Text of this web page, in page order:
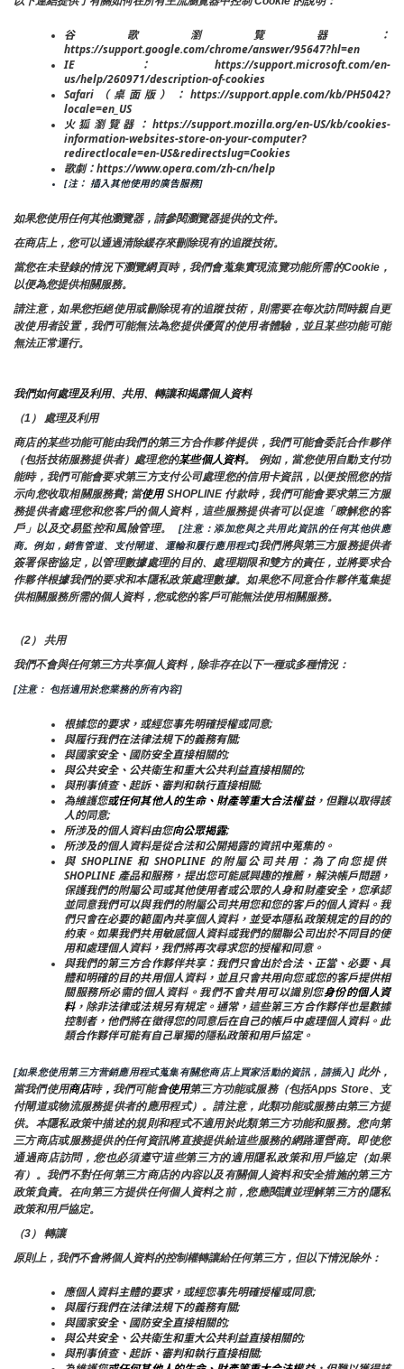
谷歌瀏覽器：
https://support.google.com/chrome/answer/95647?hl=en
IE：https://support.microsoft.com/en-
us/help/260971/description-of-cookies
Safari（桌面版）：https://support.apple.com/kb/PH5042?
locale=en_US
火狐瀏覽器：https://support.mozilla.org/en-US/kb/cookies-
information-websites-store-on-your-computer?
redirectlocale=en-US&redirectslug=Cookies
歌劇：https://www.opera.com/zh-cn/help
[注： 插入其他使用的廣告服務]
如果您使用任何其他瀏覽器，請參閱瀏覽器提供的文件。
在商店上，您可以通過清除緩存來刪除現有的追蹤技術。
當您在未登錄的情況下瀏覽網頁時，我們會蒐集實現流覽功能所需的Cookie，
以便為您提供相關服務。
請注意，如果您拒絕使用或刪除現有的追蹤技術，則需要在每次訪問時親自更
改使用者設置，我們可能無法為您提供優質的使用者體驗，並且某些功能可能
無法正常運行。
我們如何處理及利用、共用、轉讓和揭露個人資料
（1） 處理及利用
商店的某些功能可能由我們的第三方合作夥伴提供，我們可能會委託合作夥伴
（包括技術服務提供者）處理您的某些個人資料。 例如，當您使用自動支付功
能時，我們可能會要求第三方支付公司處理您的信用卡資訊，以便按照您的指
示向您收取相關服務費; 當使用 SHOPLINE 付款時，我們可能會要求第三方服
務提供者處理您和您客戶的個人資料，這些服務提供者可以促進「瞭解您的客
戶」以及交易監控和風險管理。
[注意：添加您與之共用此資訊的任何其他供應
商。例如，銷售管道、支付閘道、運輸和履行應用程式]我們將與第三方服務提供者
簽署保密協定，以管理數據處理的目的、處理期限和雙方的責任，並將要求合
作夥伴根據我們的要求和本隱私政策處理數據。如果您不同意合作夥伴蒐集提
供相關服務所需的個人資料，您或您的客戶可能無法使用相關服務。
（2） 共用
我們不會與任何第三方共享個人資料，除非存在以下一種或多種情況：
[注意： 包括適用於您業務的所有內容]
根據您的要求，或經您事先明確授權或同意;
與履行我們在法律法規下的義務有關;
與國家安全、國防安全直接相關的;
與公共安全、公共衛生和重大公共利益直接相關的;
與刑事偵查、起訴、審判和執行直接相關;
為維護您或任何其他人的生命、財產等重大合法權益，但難以取得該
人的同意;
所涉及的個人資料由您向公眾揭露;
所涉及的個人資料是從合法和公開揭露的資訊中蒐集的。
與 SHOPLINE 和 SHOPLINE 的附屬公司共用：為了向您提供
SHOPLINE 產品和服務，提出您可能感興趣的推薦，解決帳戶問題，
保護我們的附屬公司或其他使用者或公眾的人身和財產安全，您承認
並同意我們可以與我們的附屬公司共用您和您的客戶的個人資料。我
們只會在必要的範圍內共享個人資料，並受本隱私政策規定的目的的
約束。如果我們共用敏感個人資料或我們的關聯公司出於不同目的使
用和處理個人資料，我們將再次尋求您的授權和同意。
與我們的第三方合作夥伴共享：我們只會出於合法、正當、必要、具
體和明確的目的共用個人資料，並且只會共用向您或您的客戶提供相
關服務所必需的個人資料。我們不會共用可以識別您身份的個人資
料，除非法律或法規另有規定。通常，這些第三方合作夥伴也是數據
控制者，他們將在徵得您的同意后在自己的帳戶中處理個人資料。此
類合作夥伴可能有自己單獨的隱私政策和用戶協定。
[如果您使用第三方营銷應用程式蒐集有關您商店上買家活動的資訊，請插入] 此外，
當我們使用商店時， 我們可能會使用第三方功能或服務（包括Apps Store、支
付閘道或物流服務提供者的應用程式）。請注意，此類功能或服務由第三方提
供。本隱私政策中描述的規則和程式不適用於此類第三方功能和服務。您向第
三方商店或服務提供的任何資訊將直接提供給這些服務的網路運營商。即使您
通過商店訪問，您也必須遵守這些第三方的適用隱私政策和用戶協定（如果
有）。我們不對任何第三方商店的內容以及有關個人資料和安全措施的第三方
政策負責。在向第三方提供任何個人資料之前，您應閱讀並理解第三方的隱私
政策和用戶協定。
（3） 轉讓
原則上，我們不會將個人資料的控制權轉讓給任何第三方，但以下情況除外：
應個人資料主體的要求，或經您事先明確授權或同意;
與履行我們在法律法規下的義務有關;
與國家安全、國防安全直接相關的;
與公共安全、公共衛生和重大公共利益直接相關的;
與刑事偵查、起訴、審判和執行直接相關;